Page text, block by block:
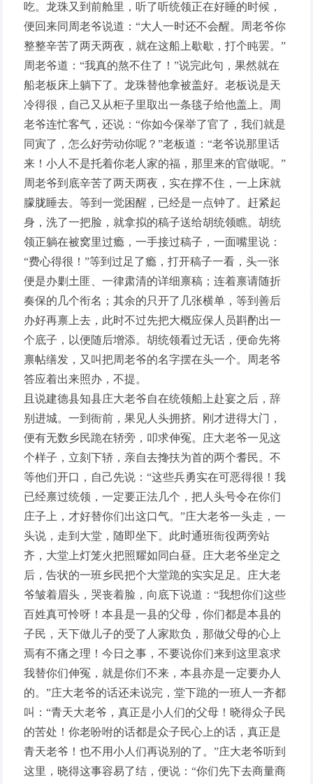
吃。龙珠又到前舱里，听了听统领正在好睡的时候，
便回来同周老爷说道：“大人一时还不会醒。周老爷你
整整辛苦了两天两夜，就在这船上歇歇，打个盹罢。”
周老爷道：“我真的熬不住了！”说完此句，果然就在
船老板床上躺下了。龙珠替他拿被盖好。老板说是天
冷得很，自己又从柜子里取出一条毯子给他盖上。周
老爷连忙客气，还说：“你如今保举了官了，我们就是
同寅了，怎么好劳动你呢？”老板道：“老爷说那里话
来！小人不是托着你老人家的福，那里来的官做呢。”
周老爷到底辛苦了两天两夜，实在撑不住，一上床就
朦胧睡去。等到一觉困醒，已经是一点钟了。赶紧起
身，洗了一把脸，就拿拟的稿子送给胡统领瞧。胡统
领正躺在被窝里过瘾，一手接过稿子，一面嘴里说：
“费心得很！”等到过足了瘾，打开稿子一看，头一张
便是办剿土匪、一律肃清的详细禀稿；连着禀请随折
奏保的几个衔名；其余的只开了几张横单，等到善后
办好再禀上去，此时不过先把大概应保人员斟酌出一
个底子，以便随后增添。胡统领看过无话，便命先将
禀帖缮发，又叫把周老爷的名字摆在头一个。周老爷
答应着出来照办，不提。
且说建德县知县庄大老爷自在统领船上赴宴之后，辞
别进城。一到衙前，果见人头拥挤。刚才进得大门，
便有无数乡民跪在轿旁，叩求伸冤。庄大老爷一见这
个样子，立刻下轿，亲自去搀扶为首的两个耆民。不
等他们开口，自己先说：“这些兵勇实在可恶得很！我
已经禀过统领，一定要正法几个，把人头号令在你们
庄子上，才好替你们出这口气。”庄大老爷一头走，一
头说，走到大堂，随即坐下。此时通班衙役两旁站
齐，大堂上灯笼火把照耀如同白昼。庄大老爷坐定之
后，告状的一班乡民把个大堂跪的实实足足。庄大老
爷皱着眉头，哭丧着脸，向底下说道：“我想你们这些
百姓真可怜呀！本县是一县的父母，你们都是本县的
子民，天下做儿子的受了人家欺负，那做父母的心上
焉有不痛之理！今日之事，不要说你们来到这里哀求
我替你们伸冤，就是你们不来，本县亦是一定要办人
的。”庄大老爷的话还未说完，堂下跪的一班人一齐都
叫：“青天大老爷，真正是小人们的父母！晓得众子民
的苦处！你老吩咐的话都是众子民心上的话，真正是
青天老爷！也不用小人们再说别的了。”庄大老爷听到
这里，晓得这事容易了结，便说：“你们先下去商量商